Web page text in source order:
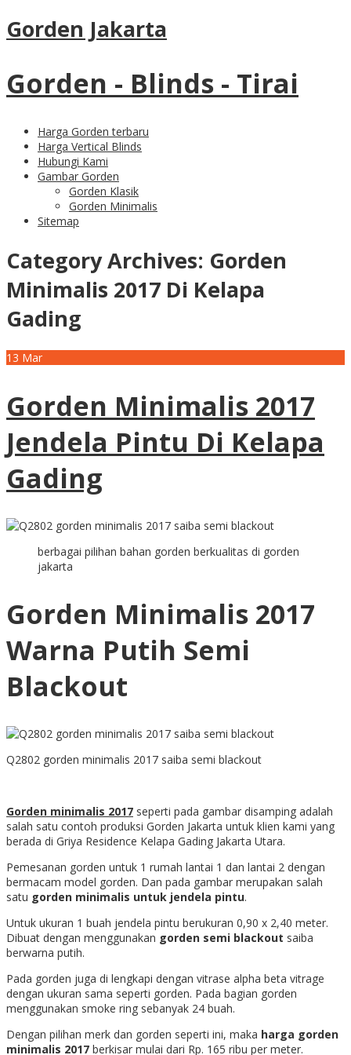
Gorden Jakarta
Gorden - Blinds - Tirai
Harga Gorden terbaru
Harga Vertical Blinds
Hubungi Kami
Gambar Gorden
Gorden Klasik
Gorden Minimalis
Sitemap
Category Archives: Gorden
Minimalis 2017 Di Kelapa
Gading
13 Mar
Gorden Minimalis 2017
Jendela Pintu Di Kelapa
Gading
berbagai pilihan bahan gorden berkualitas di gorden
jakarta
Gorden Minimalis 2017
Warna Putih Semi
Blackout
Q2802 gorden minimalis 2017 saiba semi blackout
Gorden minimalis 2017 seperti pada gambar disamping adalah
salah satu contoh produksi Gorden Jakarta untuk klien kami yang
berada di Griya Residence Kelapa Gading Jakarta Utara.
Pemesanan gorden untuk 1 rumah lantai 1 dan lantai 2 dengan
bermacam model gorden. Dan pada gambar merupakan salah
satu gorden minimalis untuk jendela pintu.
Untuk ukuran 1 buah jendela pintu berukuran 0,90 x 2,40 meter.
Dibuat dengan menggunakan gorden semi blackout saiba
berwarna putih.
Pada gorden juga di lengkapi dengan vitrase alpha beta vitrage
dengan ukuran sama seperti gorden. Pada bagian gorden
menggunakan smoke ring sebanyak 24 buah.
Dengan pilihan merk dan gorden seperti ini, maka harga gorden
minimalis 2017 berkisar mulai dari Rp. 165 ribu per meter.